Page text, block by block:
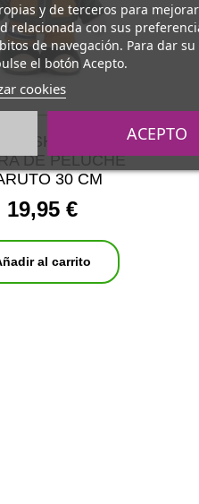
SHIPPUDEN
DE PELUCHE
30 CM
19,95 €
al carrito
y de terceros para
relacionada con sus
de navegación. Para dar su
el botón Acepto.
cookies
ACEPTO